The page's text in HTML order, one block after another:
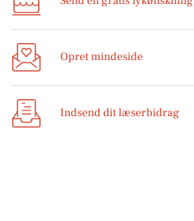
Opret mindeside
Indsend dit læserbidrag